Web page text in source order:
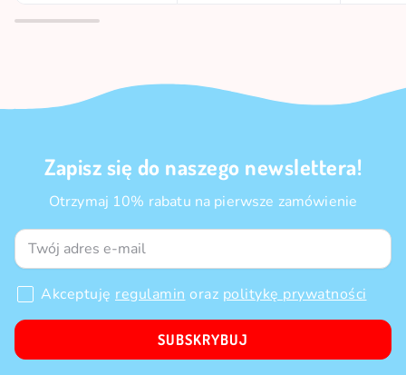
Zapisz się do naszego newslettera!
Otrzymaj 10% rabatu na pierwsze zamówienie
Akceptuję regulamin oraz politykę prywatności
SUBSKRYBUJ